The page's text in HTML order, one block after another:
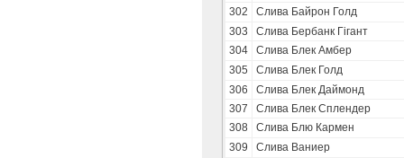
302
Слива Байрон Голд
303
Слива Бербанк Гігант
304
Слива Блек Амбер
305
Слива Блек Голд
306
Слива Блек Даймонд
307
Слива Блек Сплендер
308
Слива Блю Кармен
309
Слива Ваниер